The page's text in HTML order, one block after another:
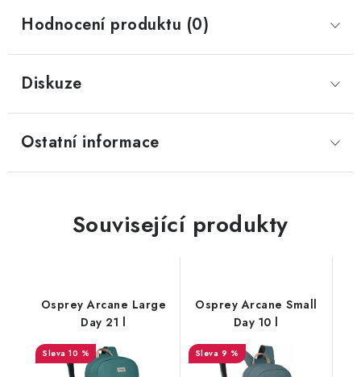
Hodnocení produktu (0)
Diskuze
Ostatní informace
Související produkty
Osprey Arcane Large
Day 21 l
10 %
Osprey Arcane Small
Day 10 l
9 %